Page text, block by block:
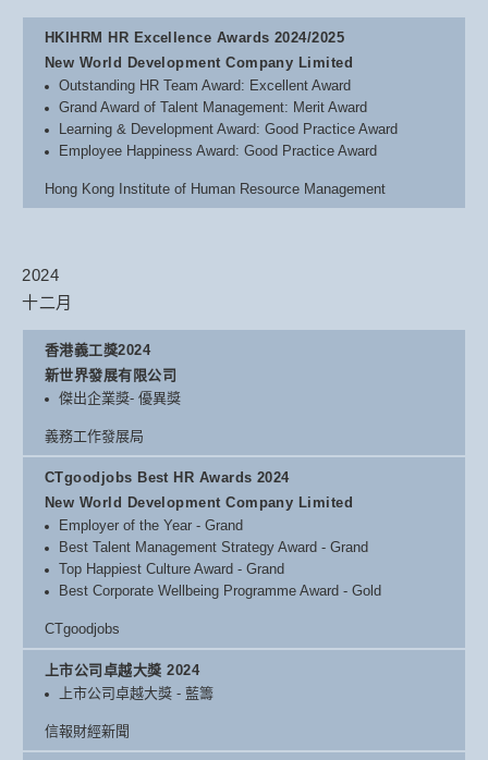
HKIHRM HR Excellence Awards 2024/2025
New World Development Company Limited
Outstanding HR Team Award: Excellent Award
Grand Award of Talent Management: Merit Award
Learning & Development Award: Good Practice Award
Employee Happiness Award: Good Practice Award
Hong Kong Institute of Human Resource Management
2024
十二月
香港義工獎2024
新世界發展有限公司
傑出企業獎- 優異獎
義務工作發展局
CTgoodjobs Best HR Awards 2024
New World Development Company Limited
Employer of the Year - Grand
Best Talent Management Strategy Award - Grand
Top Happiest Culture Award - Grand
Best Corporate Wellbeing Programme Award - Gold
CTgoodjobs
上市公司卓越大獎 2024
上市公司卓越大獎 - 藍籌
信報財經新聞